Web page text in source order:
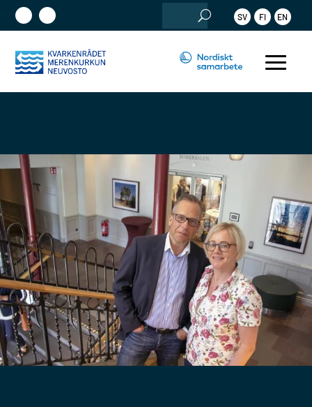
efter:
SV FI EN